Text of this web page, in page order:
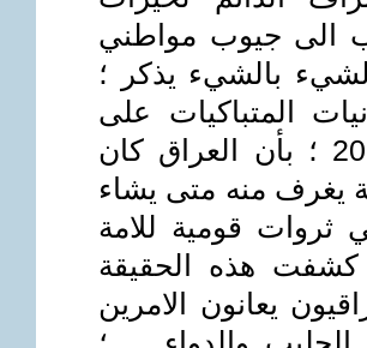
الى جيوب مواطني
بالشيء يذكر ؛
المتباكيات على
سقوط نظام صدام والبعث عام 2003 ؛ بأن العراق كان
يغرف منه متى يشاء
ثروات قومية للامة
كشفت هذه الحقيقة
يعانون الامرين